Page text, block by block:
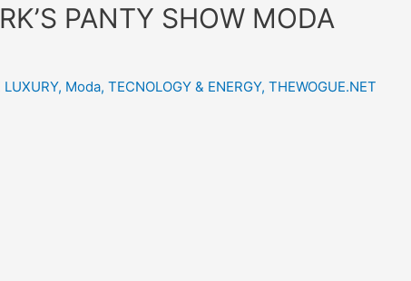
PANTY SHOW MODA
LUXURY, Moda, TECNOLOGY & ENERGY, THEWOGUE.NET